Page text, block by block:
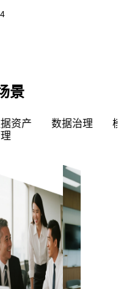
4
景
AI for BI
数据资产